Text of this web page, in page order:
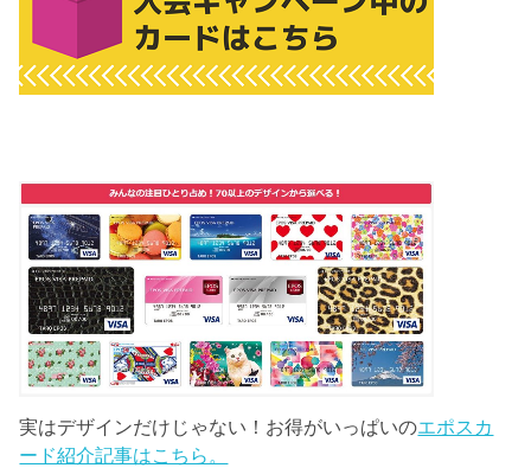
実はデザインだけじゃない！お得がいっぱいのエポスカ
ード紹介記事はこちら。